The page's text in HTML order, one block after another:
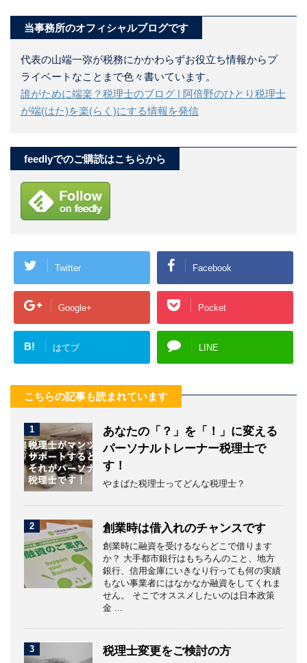
当事務所のオフィシャルブログです
代表の山端一弥が税務にかかわらずお役立ち情報からプ
ライベートなことまで色々書いています。
誰がために端楽？税理士のブログ | 阿倍野のひとり税理士
が端(はた)を楽(らく)にする情報を発信
feedlyでのご購読はこちらから
Twitter Facebook
Google+ Pocket
B! はてブ LINE
こちらの記事も読まれています
1
あなたの「？」を「！」に変える
パーソナルトレーナー税理士で
す！
やまばた税理士ってどんな税理士？
2 創業時は借入れのチャンスです
創業時に融資を受けるならどこで借ります
か？ 大手都市銀行はもちろんのこと、地方
銀行、信用金庫にいきなり行っても何の実績
もない事業者にはなかなか融資をしてくれま
せん。 そこでオススメしたいのは日本政策
金 ...
3 税理士変更をご検討の方